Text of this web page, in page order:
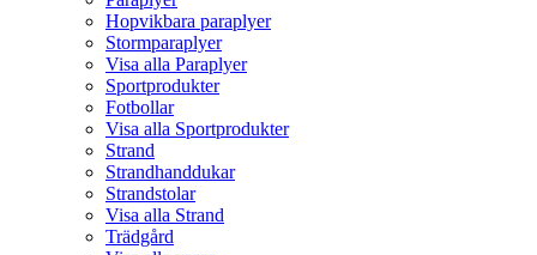
Hopvikbara paraplyer
Stormparaplyer
Visa alla Paraplyer
Sportprodukter
Fotbollar
Visa alla Sportprodukter
Strand
Strandhanddukar
Strandstolar
Visa alla Strand
Trädgård